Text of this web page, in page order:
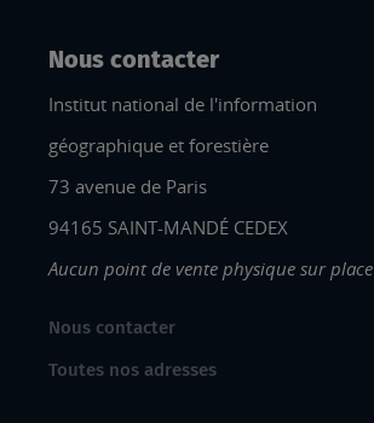
Nous contacter
Institut national de l'information
géographique et forestière
73 avenue de Paris
94165 SAINT-MANDÉ CEDEX
Aucun point de vente physique sur place
Nous contacter
Toutes nos adresses